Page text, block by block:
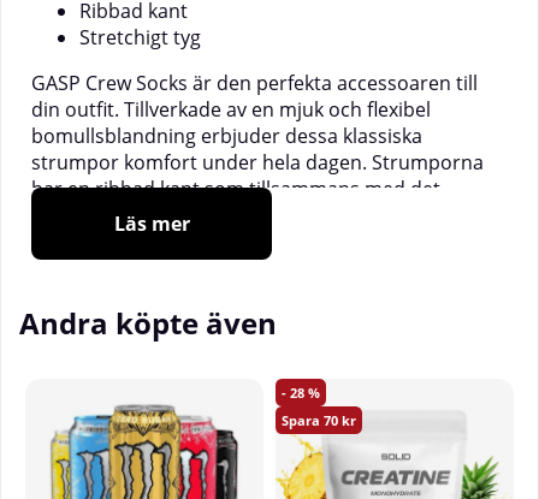
Ribbad kant
Stretchigt tyg
GASP Crew Socks är den perfekta accessoaren till
din outfit. Tillverkade av en mjuk och flexibel
bomullsblandning erbjuder dessa klassiska
strumpor komfort under hela dagen. Strumporna
har en ribbad kant som tillsammans med det
stretchiga materialet gör att de sitter stadigt runt
2% nylon.
M = EUR 40-42
L = EUR 43-45
Läs mer
Andra köpte även
28
70